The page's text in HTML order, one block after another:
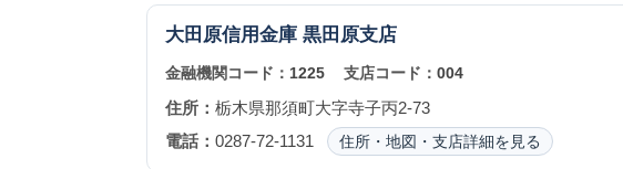
大田原信用金庫 黒田原支店
金融機関コード： 1225 支店コード： 004
住所： 栃木県那須町大字寺子丙2-73
電話： 0287-72-1131 住所・地図・支店詳細を見る